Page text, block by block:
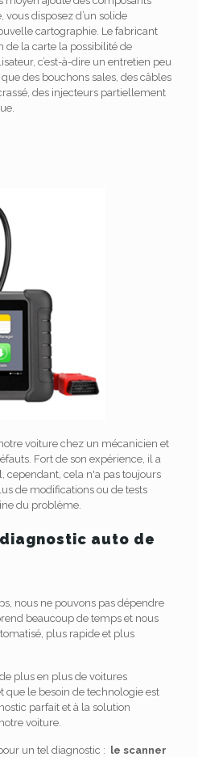
disposez d’un solide
cartographie. Le fabricant
de la carte la possibilité de
c’est-à-dire un entretien peu
des bouchons sales, des câbles
des injecteurs partiellement
voiture chez un mécanicien et
Fort de son expérience, il a
cependant, cela n'a pas toujours
de modifications ou de tests
du problème.
auto de
nous ne pouvons pas dépendre
beaucoup de temps et nous
plus rapide et plus
plus en plus de voitures
que le besoin de technologie est
parfait et à la solution
voiture.
un tel diagnostic : le scanner